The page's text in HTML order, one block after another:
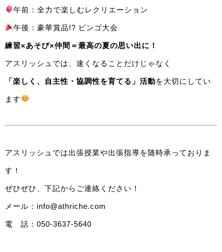
午前：全力で楽しむレクリエーション
午後：豪華賞品!? ビンゴ大会
練習×あそび×仲間＝最高の夏の思い出に！
アスリッシュでは、速くなることだけじゃなく
「楽しく、自主性・協調性を育てる」活動を大切にしてい
ます
アスリッシュでは出張授業や出張指導を随時承っておりま
す！
ぜひぜひ、下記からご連絡ください！
メール：info@athriche.com
電 話： 050-3637-5640